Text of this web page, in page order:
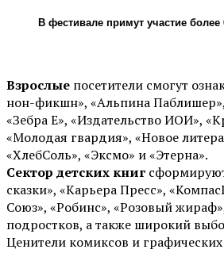
В фестивале примут участие
Взрослые посетители смогут
нон-фикшн», «Альпина
«Зебра Е», «Издательство ИОИ»,
«Молодая гвардия», «Новое
«ХлебСоль», «Эксмо» и «Этерна».
Сектор детских книг
сказки», «Карьера Пресс»,
Союз», «Робинс», «Розовый
подростков, а также широкий
Ценители комиксов и